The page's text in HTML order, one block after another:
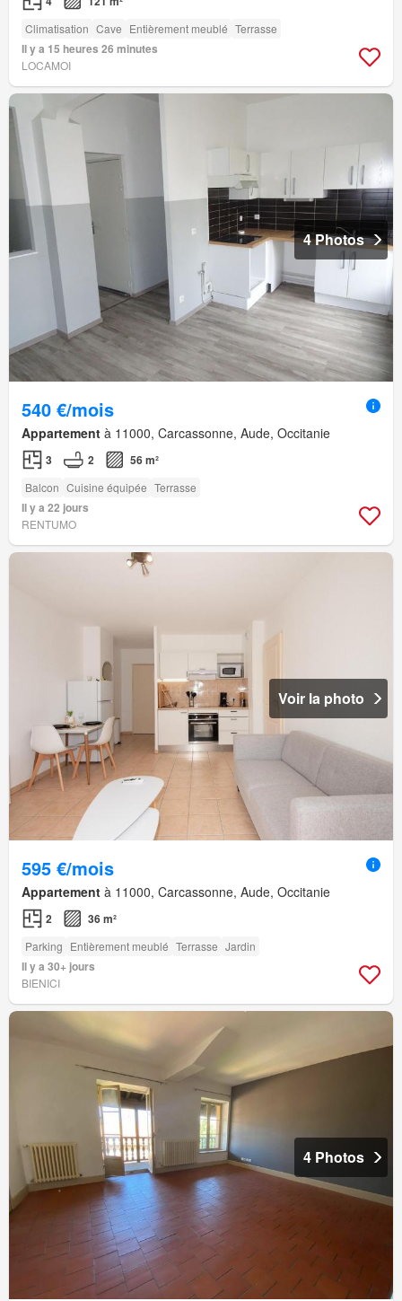
Climatisation Cave Entièrement meublé Terrasse
Il y a 15 heures 26 minutes
LOCAMOI
4 Photos
540 €/mois
Appartement à 11000, Carcassonne, Aude, Occitanie
3 2 56 m²
Balcon Cuisine équipée Terrasse
Il y a 22 jours
RENTUMO
Voir la photo
595 €/mois
Appartement à 11000, Carcassonne, Aude, Occitanie
2 36 m²
Parking Entièrement meublé Terrasse Jardin
Il y a 30+ jours
BIENICI
4 Photos